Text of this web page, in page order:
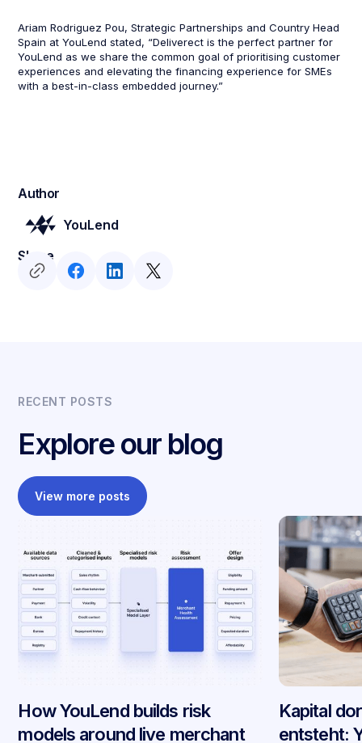
Ariam Rodriguez Pou, Strategic Partnerships and Country Head
Spain at YouLend stated, “Deliverect is the perfect partner for
YouLend as we share the common goal of prioritising customer
experiences and elevating the financing experience for SMEs
with a best-in-class embedded journey.”
Author
YouLend
Share
RECENT POSTS
Explore our blog
View more posts
How YouLend builds risk
models around live merchant
Kapital
entsteht: